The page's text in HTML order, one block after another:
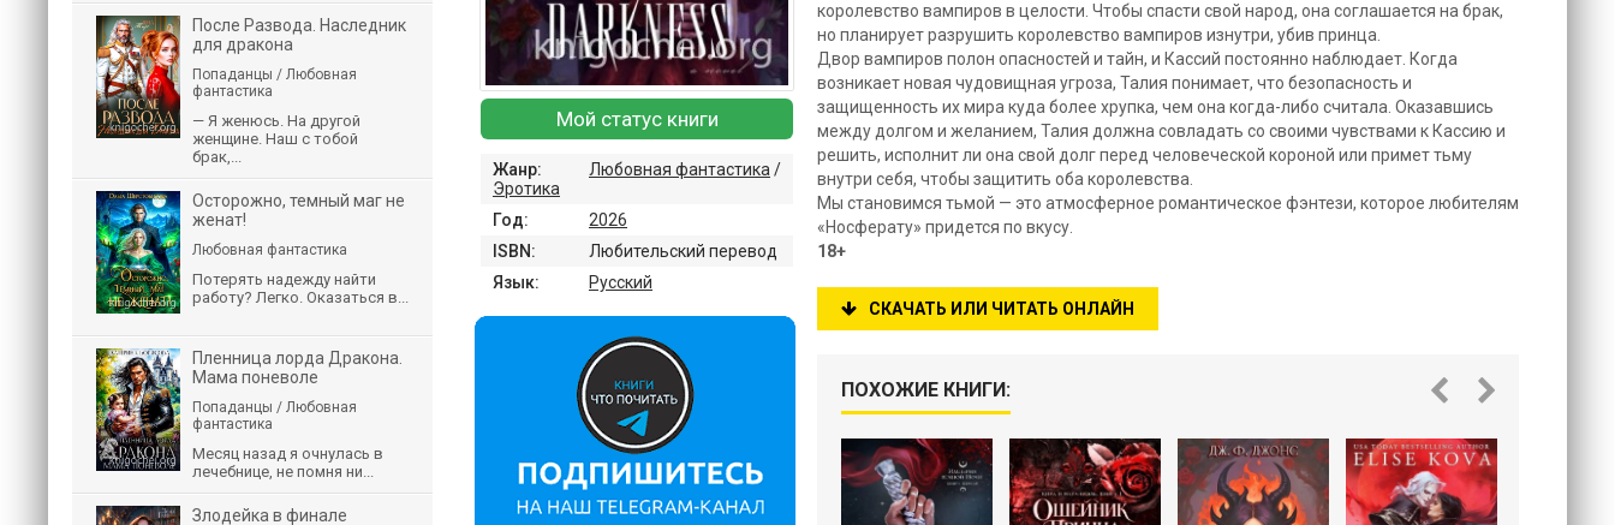
королевство вампиров в целости. Чтобы спасти свой народ, она соглашается на брак,
но планирует разрушить королевство вампиров изнутри, убив принца.
Двор вампиров полон опасностей и тайн, и Кассий постоянно наблюдает. Когда
возникает новая чудовищная угроза, Талия понимает, что безопасность и
защищенность их мира куда более хрупка, чем она когда-либо считала. Оказавшись
между долгом и желанием, Талия должна совладать со своими чувствами к Кассию и
решить, исполнит ли она свой долг перед человеческой короной или примет тьму
внутри себя, чтобы защитить оба королевства.
Мы становимся тьмой — это атмосферное романтическое фэнтези, которое любителям
«Носферату» придется по вкусу.
18+
СКАЧАТЬ ИЛИ ЧИТАТЬ ОНЛАЙН
ПОХОЖИЕ КНИГИ:
Мой статус книги
Жанр: Любовная фантастика /
Эротика
Год:
2026
ISBN:
Любительский перевод
Язык:
Русский
После Развода. Наследник
для дракона
Попаданцы / Любовная
фантастика
— Я женюсь. На другой
женщине. Наш с тобой
брак,...
Осторожно, темный маг не
женат!
Любовная фантастика
Потерять надежду найти
работу? Легко. Оказаться в...
Пленница лорда Дракона.
Мама поневоле
Попаданцы / Любовная
фантастика
Месяц назад я очнулась в
лечебнице, не помня ни...
Злодейка в финале